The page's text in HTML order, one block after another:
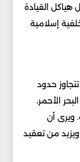
هياكل القيادة
إسلامية
حدود
الأحمر،
ويرى أن
من تعقيد